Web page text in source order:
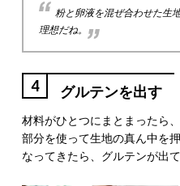
粉と卵液を混ぜ合わせた生
理想だね。
4 グルテンを出す
材料がひとつにまとまったら
部分を使って生地の真ん中を
なってきたら、グルテンが出て